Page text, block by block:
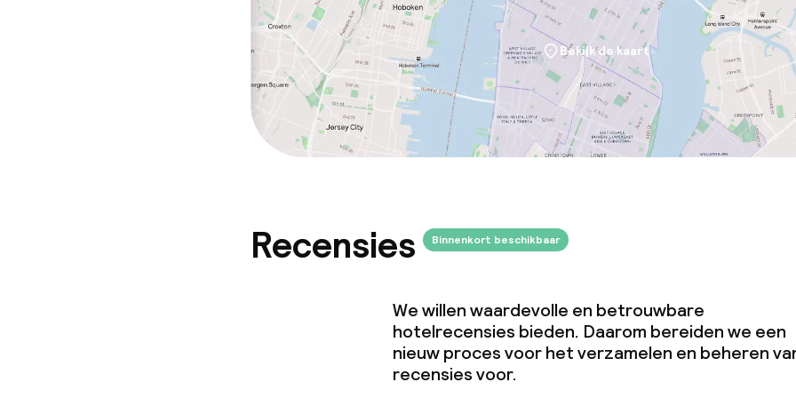
Bekijk de kaart
Recensies Binnenkort beschikbaar
We willen waardevolle en betrouwbare
hotelrecensies bieden. Daarom bereiden we een
nieuw proces voor het verzamelen en beheren
recensies voor.